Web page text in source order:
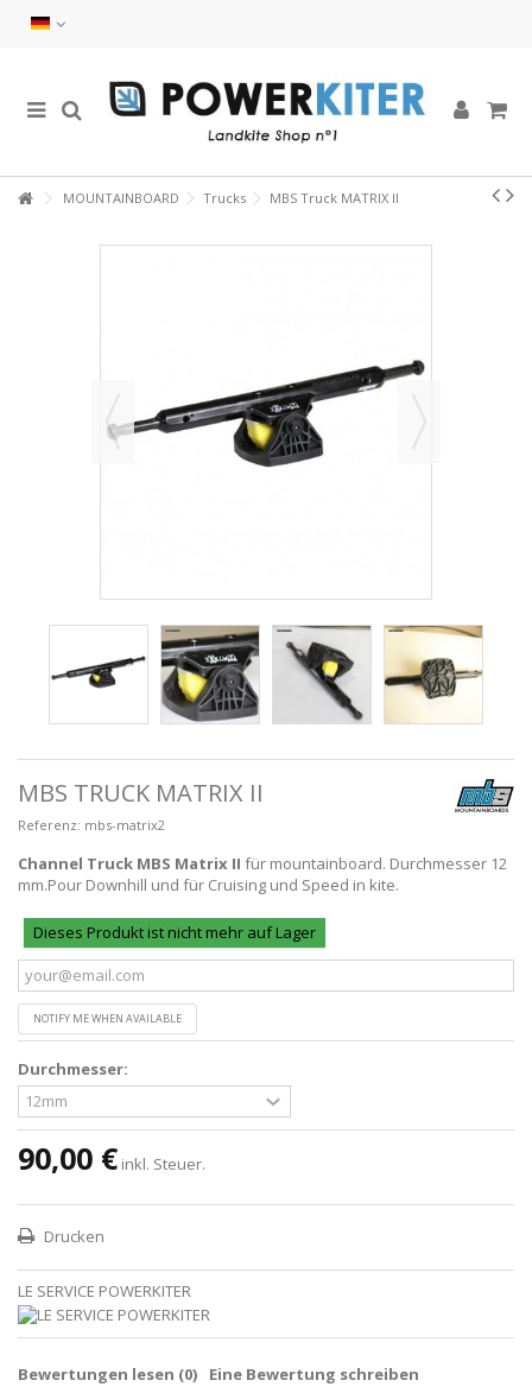
MOUNTAINBOARD Trucks MBS Truck MATRIX II
MBS TRUCK MATRIX II
Referenz: mbs-matrix2
Channel Truck MBS Matrix II für mountainboard. Durchmesser 12
mm.Pour Downhill und für Cruising und Speed in kite.
Dieses Produkt ist nicht mehr auf Lager
NOTIFY ME WHEN AVAILABLE
Durchmesser:
90,00 € inkl. Steuer.
Drucken
LE SERVICE POWERKITER
Bewertungen lesen (0) Eine Bewertung schreiben